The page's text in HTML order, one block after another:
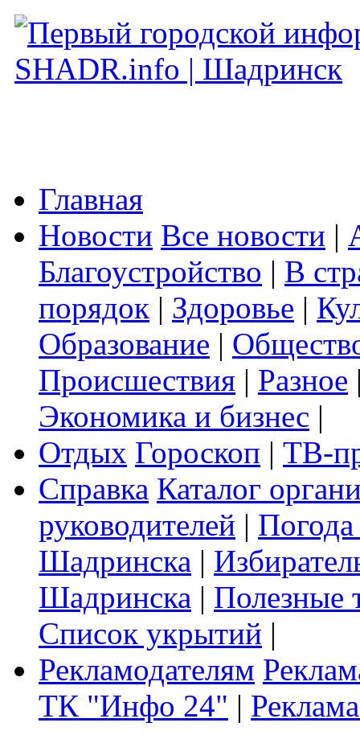
Главная
Новости Все новости |
Благоустройство | В
порядок | Здоровье |
Образование |
Происшествия | Разное
Экономика и бизнес |
Отдых Гороскоп | ТВ-
Справка Каталог
руководителей |
Шадринска |
Шадринска | Полезные
Список укрытий |
Рекламодателям
ТК "Инфо 24" |